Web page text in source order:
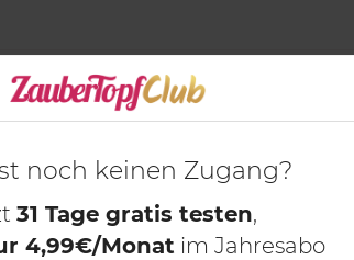
MAGAZINE CLUB
mehr Zeit in der Sonne. Dein
noch keinen Zugang?
31 Tage gratis testen,
4,99€/Monat im Jahresabo